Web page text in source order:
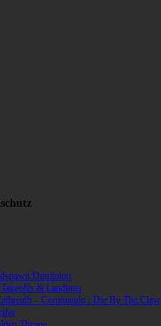
Dominion
& Landings
– Commando / Die By The Claw